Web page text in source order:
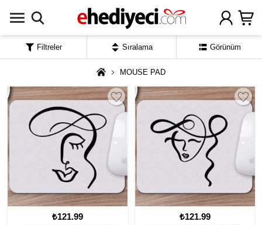
MOUSE PAD
₺121.99 ₺121.99
Filtreler Sıralama Görünüm